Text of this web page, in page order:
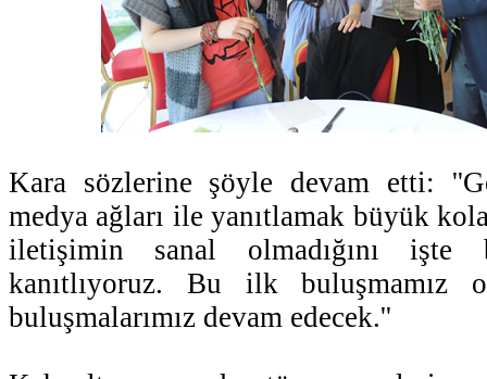
Kara sözlerine şöyle devam etti:
medya ağları ile yanıtlamak büyük
iletişimin sanal olmadığını işte
kanıtlıyoruz. Bu ilk buluşmamız
buluşmalarımız devam edecek.''